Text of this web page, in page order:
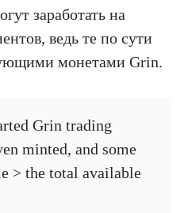
заработать на
ведь те по сути
монетами Grin.
Grin trading
minted, and some
> the total available